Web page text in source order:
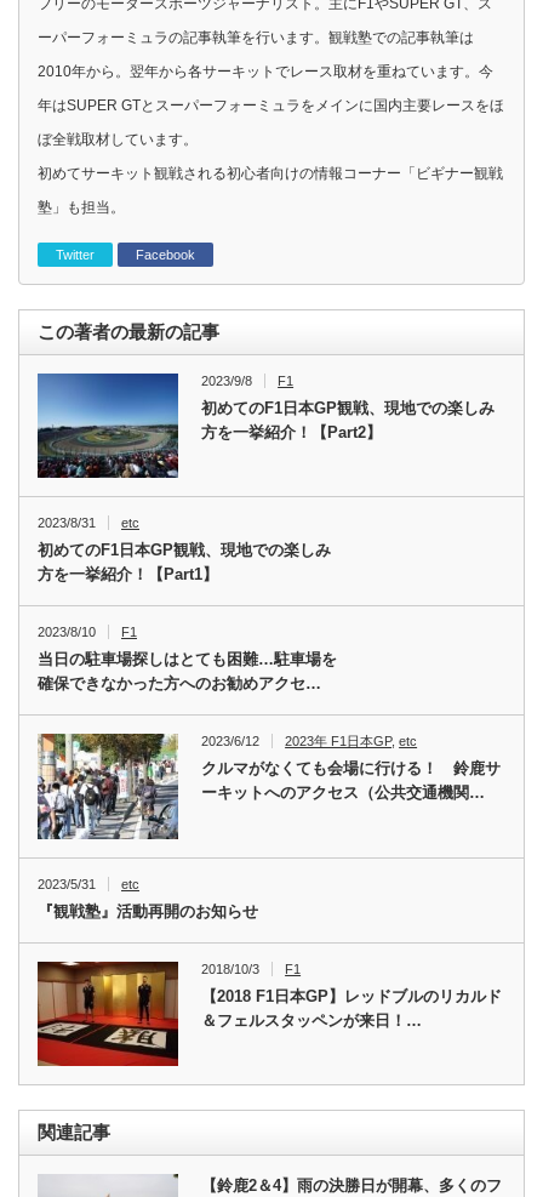
フリーのモータースポーツジャーナリスト。主にF1やSUPER GT、ス
ーパーフォーミュラの記事執筆を行います。観戦塾での記事執筆は
2010年から。翌年から各サーキットでレース取材を重ねています。今
年はSUPER GTとスーパーフォーミュラをメインに国内主要レースをほ
ぼ全戦取材しています。
初めてサーキット観戦される初心者向けの情報コーナー「ビギナー観戦
塾」も担当。
Twitter Facebook
この著者の最新の記事
2023/9/8 F1
初めてのF1日本GP観戦、現地での楽しみ
方を一挙紹介！【Part2】
2023/8/31 etc
初めてのF1日本GP観戦、現地での楽しみ
方を一挙紹介！【Part1】
2023/8/10 F1
当日の駐車場探しはとても困難…駐車場を
確保できなかった方へのお勧めアクセ…
2023/6/12 2023年 F1日本GP,etc
クルマがなくても会場に行ける！ 鈴鹿サ
ーキットへのアクセス（公共交通機関…
2023/5/31 etc
『観戦塾』活動再開のお知らせ
2018/10/3 F1
【2018 F1日本GP】レッドブルのリカルド
＆フェルスタッペンが来日！…
関連記事
【鈴鹿2＆4】雨の決勝日が開幕、多くのフ